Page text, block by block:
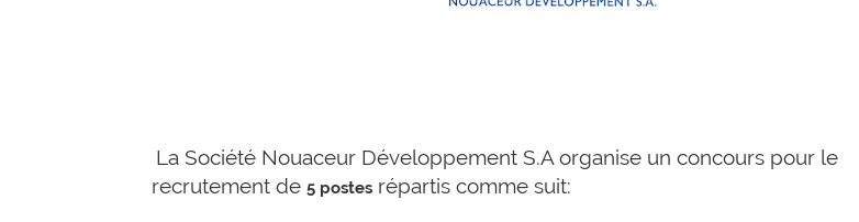
La Société Nouaceur Développement S.A organise un concours pour le
recrutement de 5 postes répartis comme suit: